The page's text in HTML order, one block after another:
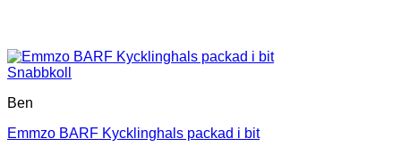
Snabbkoll
Ben
Emmzo BARF Kycklinghals packad i bit